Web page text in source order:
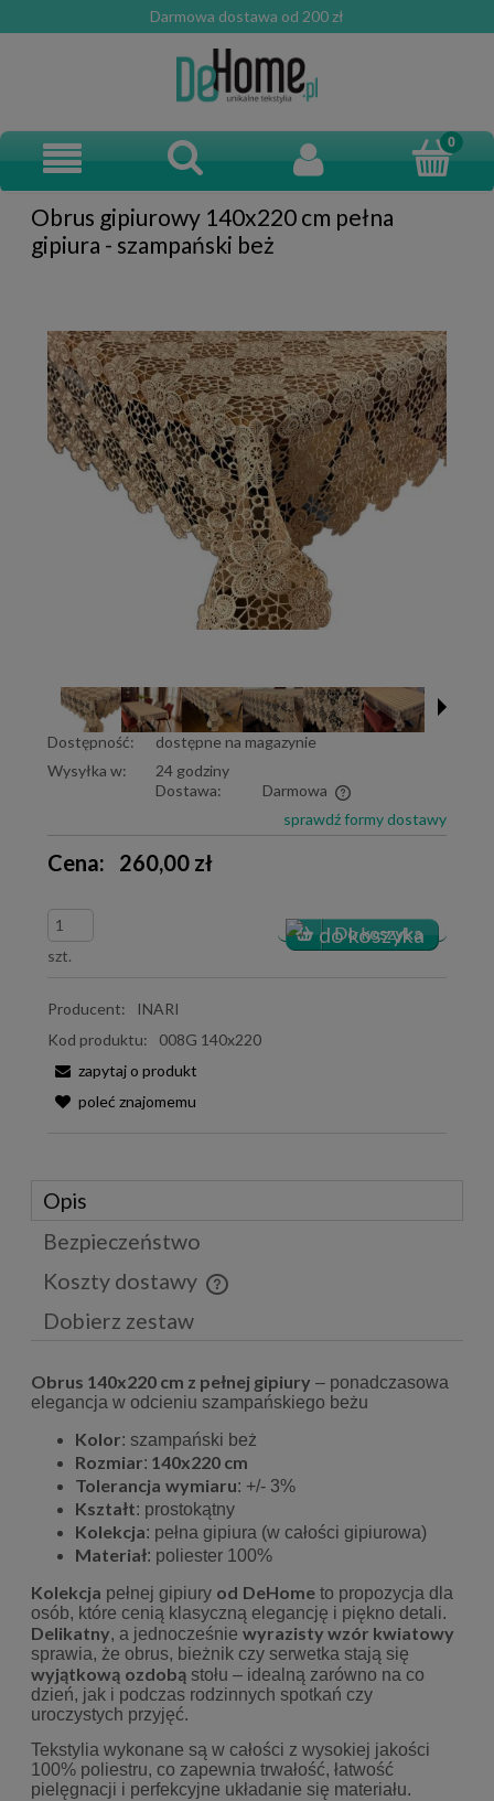
Darmowa dostawa od 200 zł
Obrus gipiurowy 140x220 cm pełna
gipiura - szampański beż
Dostępność:
dostępne na magazynie
Wysyłka w:
24 godziny
Dostawa:
Darmowa
Cena nie zawiera ewentualnych kosztów płatności
sprawdź formy dostawy
Cena: 260,00 zł
szt.
Producent:
INARI
Kod produktu:
008G 140x220
zapytaj o produkt
poleć znajomemu
Opis
Bezpieczeństwo
Koszty dostawy
Cena nie zawiera ewentualnych kosztów płatności
Dobierz zestaw
Obrus 140x220 cm z pełnej gipiury – ponadczasowa
elegancja w odcieniu szampańskiego beżu
Kolor: szampański beż
Rozmiar: 140x220 cm
Tolerancja wymiaru: +/- 3%
Kształt: prostokątny
Kolekcja: pełna gipiura (w całości gipiurowa)
Materiał: poliester 100%
Kolekcja pełnej gipiury od DeHome to propozycja dla
osób, które cenią klasyczną elegancję i piękno detali.
Delikatny, a jednocześnie wyrazisty wzór kwiatowy
sprawia, że obrus, bieżnik czy serwetka stają się
wyjątkową ozdobą stołu – idealną zarówno na co
dzień, jak i podczas rodzinnych spotkań czy
uroczystych przyjęć.
Tekstylia wykonane są w całości z wysokiej jakości
100% poliestru, co zapewnia trwałość, łatwość
pielęgnacji i perfekcyjne układanie się materiału.